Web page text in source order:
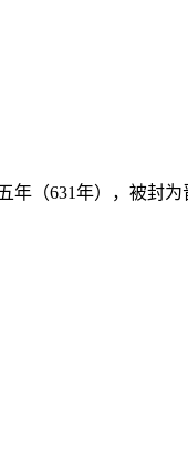
（631年），被封